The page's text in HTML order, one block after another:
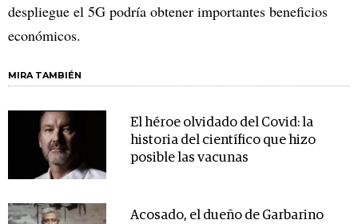
despliegue el 5G podría obtener importantes beneficios
económicos.
MIRA TAMBIÉN
El héroe olvidado del Covid: la
historia del científico que hizo
posible las vacunas
Acosado, el dueño de Garbarino